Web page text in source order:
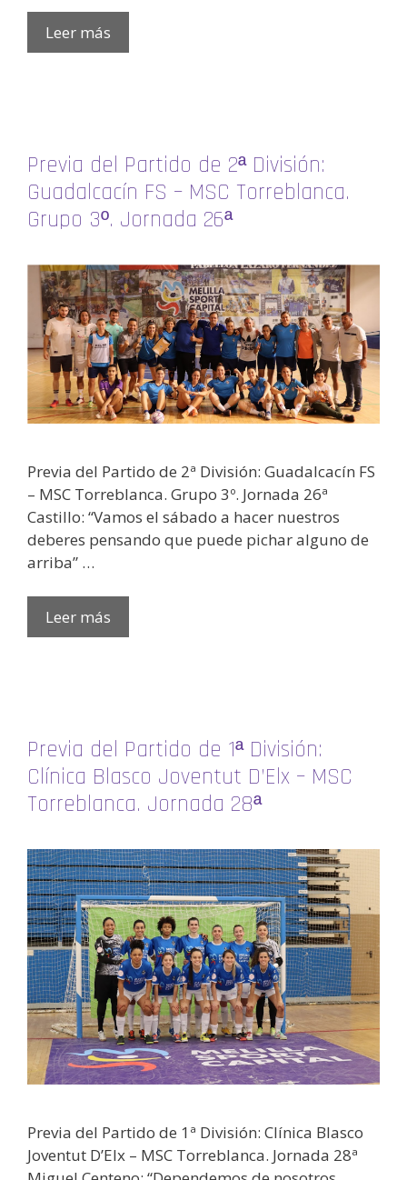
Leer más
Previa del Partido de 2ª División:
Guadalcacín FS – MSC Torreblanca.
Grupo 3º. Jornada 26ª
Previa del Partido de 2ª División: Guadalcacín FS
– MSC Torreblanca. Grupo 3º. Jornada 26ª
Castillo: “Vamos el sábado a hacer nuestros
deberes pensando que puede pichar alguno de
arriba” …
Leer más
Previa del Partido de 1ª División:
Clínica Blasco Joventut D’Elx – MSC
Torreblanca. Jornada 28ª
Previa del Partido de 1ª División: Clínica Blasco
Joventut D’Elx – MSC Torreblanca. Jornada 28ª